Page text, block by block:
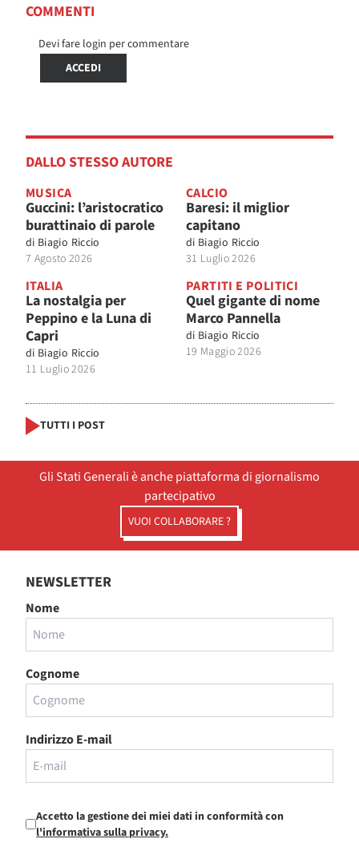
COMMENTI
Devi fare login per commentare
ACCEDI
DALLO STESSO AUTORE
MUSICA
Guccini: l’aristocratico
burattinaio di parole
di Biagio Riccio
7 Agosto 2026
CALCIO
Baresi: il miglior
capitano
di Biagio Riccio
31 Luglio 2026
ITALIA
La nostalgia per
Peppino e la Luna di
Capri
di Biagio Riccio
11 Luglio 2026
PARTITI E POLITICI
Quel gigante di nome
Marco Pannella
di Biagio Riccio
19 Maggio 2026
TUTTI I POST
Gli Stati Generali è anche piattaforma di giornalismo
partecipativo
VUOI COLLABORARE ?
NEWSLETTER
Nome
Cognome
Indirizzo E-mail
Accetto la gestione dei miei dati in conformità con
l'informativa sulla privacy.